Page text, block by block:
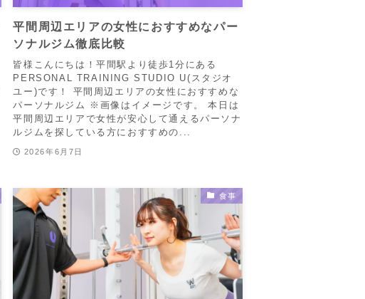
平間周辺エリアの女性におすすめなパー
ソナルジム徹底比較
皆様こんにちは！平間駅より徒歩1分にある
PERSONAL TRAINING STUDIO U(スタジオ
ユー)です！ 平間周辺エリアの女性におすすめな
パーソナルジム ※画像はイメージです。 本日は
平間周辺エリアで女性が安心して通えるパーソナ
ルジムを探している方におすすめの...
2026年6月7日
食事